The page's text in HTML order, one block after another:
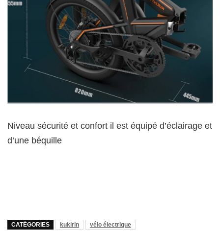
Niveau sécurité et confort il est équipé d’éclairage et
d’une béquille
CATÉGORIES kukirin vélo électrique